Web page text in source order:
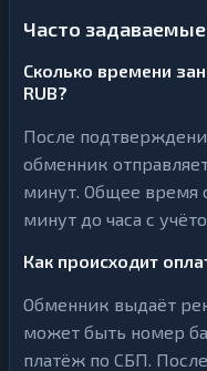
Часто
Сколько времени
RUB?
После
обменник
минут. Общее время
минут до часа с
Как происходит
Обменник выдаёт
может быть номер
платёж по СБП.